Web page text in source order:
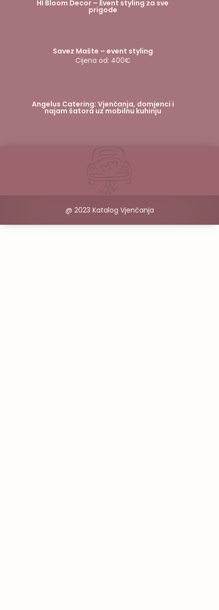
HI Bloom Decor – Event styling za sve
prigode
Savez Mašte – event styling
Cijena od: 400€
Angelus Catering: Vjenčanja, domjenci i
najam šatora uz mobilnu kuhinju
@ 2023 Katalog Vjenčanja